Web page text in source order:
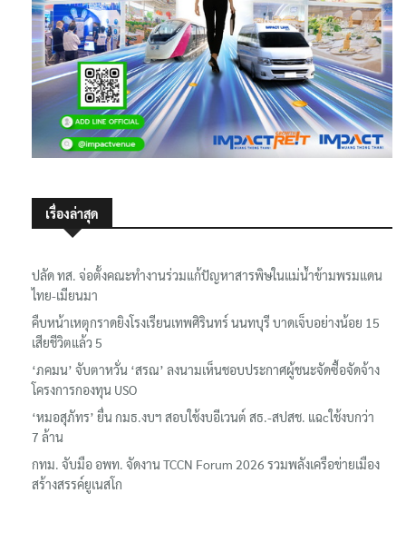
เรื่องล่าสุด
ปลัด ทส. จ่อตั้งคณะทำงานร่วมแก้ปัญหาสารพิษในแม่น้ำข้ามพรมแดน
ไทย-เมียนมา
คืบหน้าเหตุกราดยิงโรงเรียนเทพศิรินทร์ นนทบุรี บาดเจ็บอย่างน้อย 15
เสียชีวิตแล้ว 5
‘ภคมน’ จับตาหวั่น ‘สรณ’ ลงนามเห็นชอบประกาศผู้ชนะจัดซื้อจัดจ้าง
โครงการกองทุน USO
‘หมอสุภัทร’ ยื่น กมธ.งบฯ สอบใช้งบอีเวนต์ สธ.-สปสช. แฉcใช้งบกว่า
7 ล้าน
กทม. จับมือ อพท. จัดงาน TCCN Forum 2026 รวมพลังเครือข่ายเมือง
สร้างสรรค์ยูเนสโก